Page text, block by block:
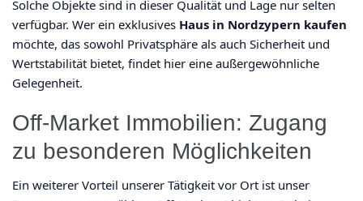
Solche Objekte sind in dieser Qualität und Lage nur selten
verfügbar. Wer ein exklusives Haus in Nordzypern kaufen
möchte, das sowohl Privatsphäre als auch Sicherheit und
Wertstabilität bietet, findet hier eine außergewöhnliche
Gelegenheit.
Off-Market Immobilien: Zugang
zu besonderen Möglichkeiten
Ein weiterer Vorteil unserer Tätigkeit vor Ort ist unser